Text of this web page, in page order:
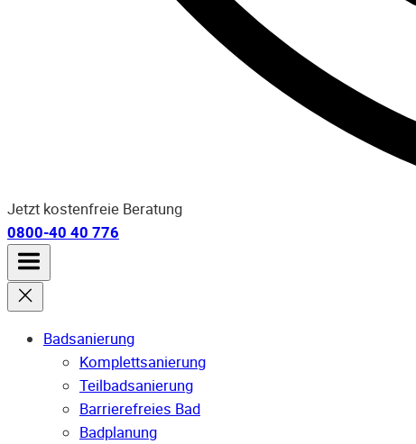
Jetzt kostenfreie Beratung
0800-40 40 776
Badsanierung
Komplettsanierung
Teilbadsanierung
Barrierefreies Bad
Badplanung